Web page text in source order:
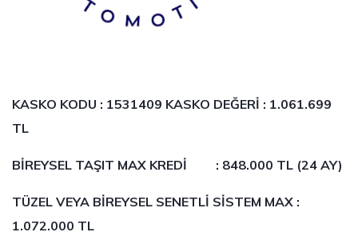
KASKO KODU : 1531409 KASKO DEĞERİ : 1.061.699
TL
BİREYSEL TAŞIT MAX KREDİ : 848.000 TL (24 AY)
TÜZEL VEYA BİREYSEL SENETLİ SİSTEM MAX :
1.072.000 TL